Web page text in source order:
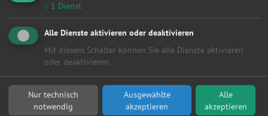
Autowerkstatt
Kundenanfragen erhalten?
▶ Werkstatt aktivieren
eine kostenlose und unverbindliche Reparaturanfrage
stellen?
↓ 1 Dienst
Alle Dienste aktivieren oder deaktivieren
Mit diesem Schalter können Sie alle Dienste aktivieren
oder deaktivieren.
Nur technisch
notwendig
Ausgewählte
akzeptieren
Alle
akzeptieren